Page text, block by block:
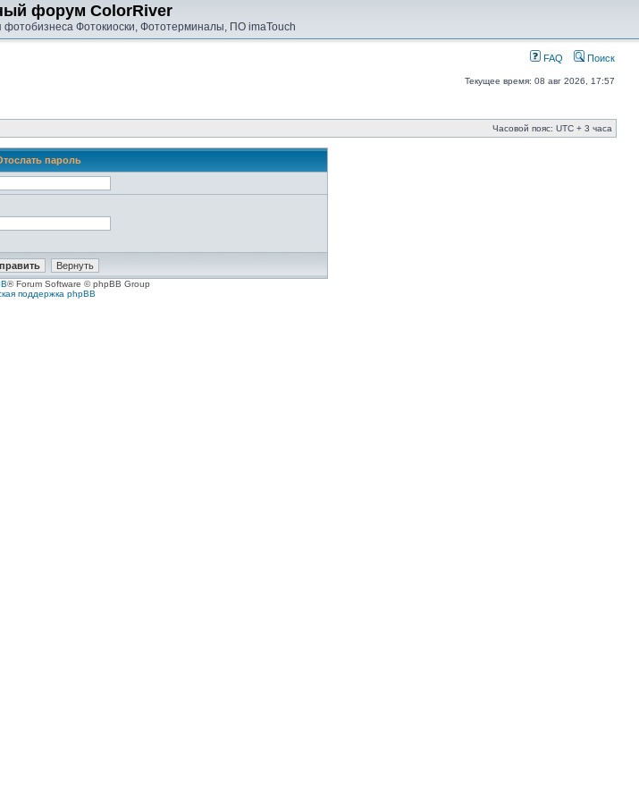
форум ColorRiver
Фотокиоски, Фототерминалы, ПО imaTouch
FAQ Поиск
Текущее время: 08 авг 2026, 17:57
Часовой пояс: UTC + 3 часа
пароль
® Forum Software © phpBB Group
поддержка phpBB